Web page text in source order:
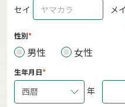
セイ メイ
性別
男性 女性
生年月日
西暦 年